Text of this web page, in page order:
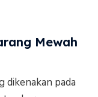
Mewah
dikenakan pada